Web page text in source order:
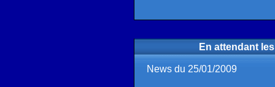
En attendant
News du 25/01/2009